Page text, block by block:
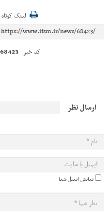
لینک کوتاه
کد خبر 68423
ارسال نظر
نمایش ایمیل شما